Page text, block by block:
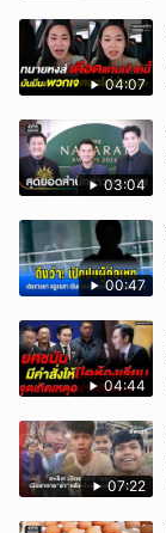
04:07
03:04
00:47
04:44
07:22